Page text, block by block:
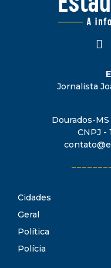
Jornalista
Dourados-
CNPJ -
Cidades
Geral
Política
Polícia